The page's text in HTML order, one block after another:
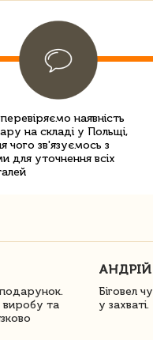
наявність
на складі у Польщі,
чого зв'язуємось з
для уточнення всіх
виробу та
Біговел
у захваті.